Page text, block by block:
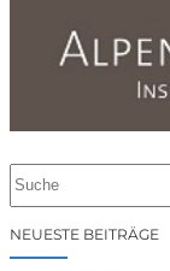
cNEUESTE BEITRÄGE